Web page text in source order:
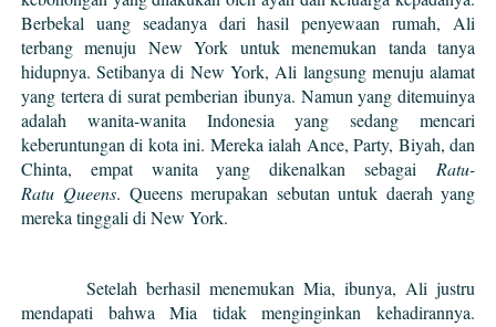
Berbekal uang seadanya dari hasil penyewaan rumah, Ali
terbang menuju New York untuk menemukan tanda tanya
hidupnya. Setibanya di New York, Ali langsung menuju alamat
yang tertera di surat pemberian ibunya. Namun yang ditemuinya
adalah wanita-wanita Indonesia yang sedang mencari
keberuntungan di kota ini. Mereka ialah Ance, Party, Biyah, dan
Chinta, empat wanita yang dikenalkan sebagaiRatu-
Ratu Queens. Queens merupakan sebutan untuk daerah yang
mereka tinggali di New York.
Setelah berhasil menemukan Mia, ibunya, Ali justru
mendapati bahwa Mia tidak menginginkan kehadirannya.